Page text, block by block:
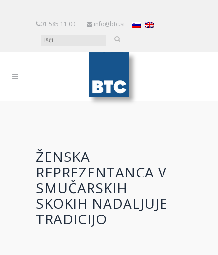
01 585 11 00 | info@btc.si
ŽENSKA
REPREZENTANCA V
SMUČARSKIH
SKOKIH NADALJUJE
TRADICIJO